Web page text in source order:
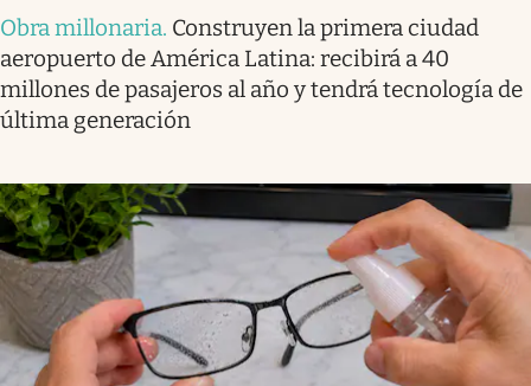
Obra millonaria. Construyen la primera ciudad
aeropuerto de América Latina: recibirá a 40
millones de pasajeros al año y tendrá tecnología de
última generación